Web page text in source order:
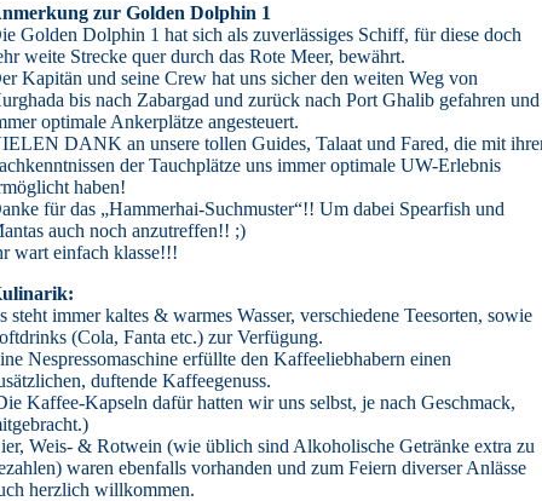
zur Golden Dolphin 1
Golden Dolphin 1 hat sich als zuverlässiges Schiff, für diese doch
weite Strecke quer durch das Rote Meer, bewährt.
Kapitän und seine Crew hat uns sicher den weiten Weg von
bis nach Zabargad und zurück nach Port Ghalib gefahren und
optimale Ankerplätze angesteuert.
DANK an unsere tollen Guides, Talaat und Fared, die mit
der Tauchplätze uns immer optimale UW-Erlebnis
haben!
für das „Hammerhai-Suchmuster“!! Um dabei Spearfish und
auch noch anzutreffen!! ;)
wart einfach klasse!!!
steht immer kaltes & warmes Wasser, verschiedene Teesorten, sowie
(Cola, Fanta etc.) zur Verfügung.
Nespressomaschine erfüllte den Kaffeeliebhabern einen
duftende Kaffeegenuss.
Kaffee-Kapseln dafür hatten wir uns selbst, je nach Geschmack,
Weis- & Rotwein (wie üblich sind Alkoholische Getränke extra zu
waren ebenfalls vorhanden und zum Feiern diverser Anlässe
herzlich willkommen.